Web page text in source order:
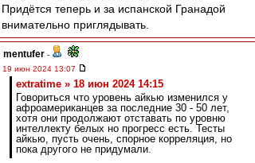
Придётся теперь и за испанской Гранадой
внимательно приглядывать.
mentufer -
19 июн 2024 13:07
extratime » 18 июн 2024 14:15
Говориться что уровень айкью изменился у
афроамериканцев за последние 30 - 50 лет,
хотя они продолжают отставать по уровню
интеллекту белых но прогресс есть. Тесты
айкью, пусть очень, спорное корреляция, но
пока другого не придумали.